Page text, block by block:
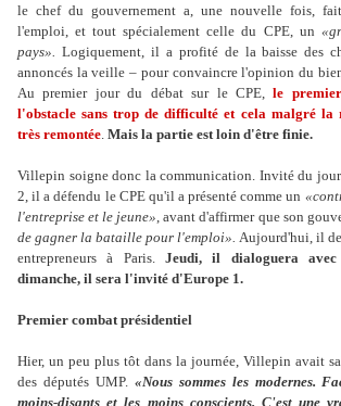
le chef du gouvernement a, une nouvelle fois,
l'emploi, et tout spécialement celle du CPE, un
pays». Logiquement, il a profité de la baisse des
annoncés la veille – pour convaincre l'opinion du
Au premier jour du débat sur le CPE,le
l'obstacle sans trop de difficulté et cela malgré la
très remontée. Mais la partie est loin d'être finie.
Villepin soigne donc la communication. Invité du
2, il a défendu le CPE qu'il a présenté comme un
l'entreprise et le jeune», avant d'affirmer que son
de gagner la bataille pour l'emploi». Aujourd'hui, il
entrepreneurs à Paris. Jeudi, il dialoguera avec
dimanche, il sera l'invité d'Europe 1.
Premier combat présidentiel
Hier, un peu plus tôt dans la journée, Villepin avait
des députés UMP. «Nous sommes les modernes.
moins-disants et les moins conscients. C'est une